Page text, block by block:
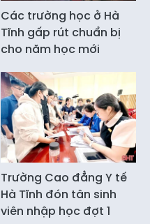
Các trường học ở Hà
Tĩnh gấp rút chuẩn bị
cho năm học mới
Trường Cao đẳng Y tế
Hà Tĩnh đón tân sinh
viên nhập học đợt 1